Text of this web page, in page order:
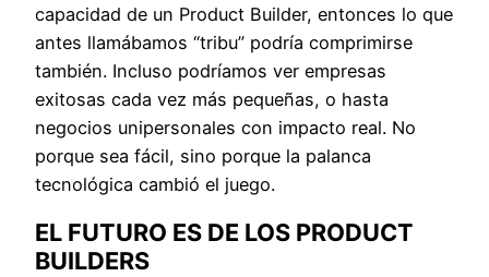
capacidad de un Product Builder, entonces lo que
antes llamábamos “tribu” podría comprimirse
también. Incluso podríamos ver empresas
exitosas cada vez más pequeñas, o hasta
negocios unipersonales con impacto real. No
porque sea fácil, sino porque la palanca
tecnológica cambió el juego.
EL FUTURO ES DE LOS PRODUCT
BUILDERS